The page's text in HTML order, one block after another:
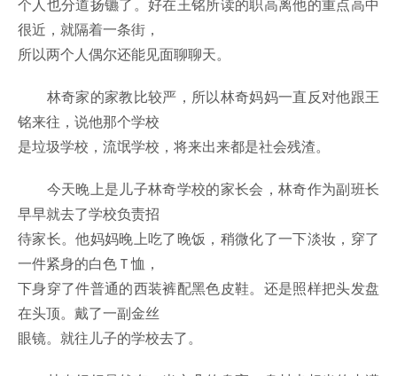
个人也分道扬镳了。好在王铭所读的职高离他的重点高中
很近，就隔着一条街，
所以两个人偶尔还能见面聊聊天。
林奇家的家教比较严，所以林奇妈妈一直反对他跟王
铭来往，说他那个学校
是垃圾学校，流氓学校，将来出来都是社会残渣。
今天晚上是儿子林奇学校的家长会，林奇作为副班长
早早就去了学校负责招
待家长。他妈妈晚上吃了晚饭，稍微化了一下淡妆，穿了
一件紧身的白色Ｔ恤，
下身穿了件普通的西装裤配黑色皮鞋。还是照样把头发盘
在头顶。戴了一副金丝
眼镜。就往儿子的学校去了。